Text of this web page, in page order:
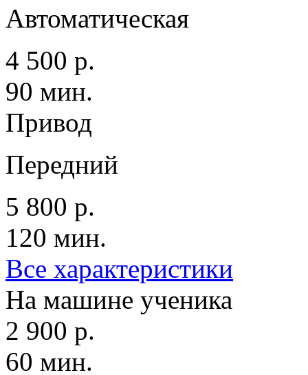
Автоматическая
4 500 р.
90 мин.
Привод
Передний
5 800 р.
120 мин.
Все характеристики
На машине ученика
2 900 р.
60 мин.